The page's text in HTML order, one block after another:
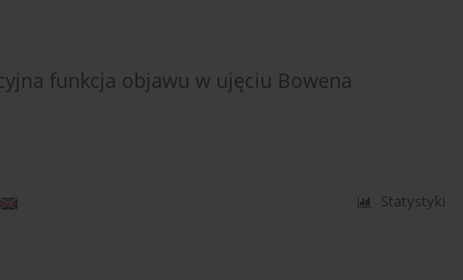
funkcja objawu w ujęciu Bowena
Statystyki